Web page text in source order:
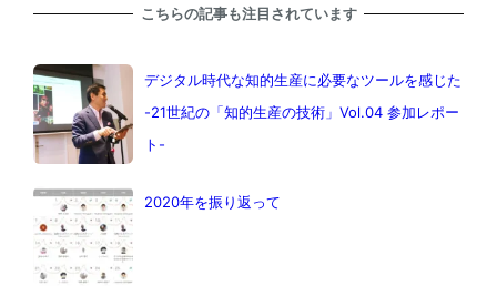
こちらの記事も注目されています
デジタル時代な知的生産に必要なツールを感じた
-21世紀の「知的生産の技術」Vol.04 参加レポー
ト-
2020年を振り返って